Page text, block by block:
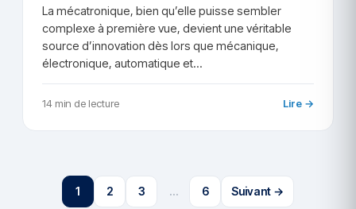
La mécatronique, bien qu’elle puisse sembler
complexe à première vue, devient une véritable
source d’innovation dès lors que mécanique,
électronique, automatique et…
14 min de lecture Lire →
1 2 3 … 6 Suivant →